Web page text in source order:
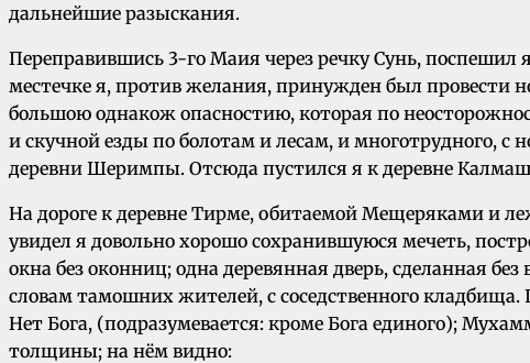
дальнейшие разыскания.
Переправившись 3-го Маия через речку Сунь, поспешил
местечке я, против желания, принужден был провести
большою однакож опасностию, которая по
и скучной езды по болотам и лесам, и многотрудного, с
деревни Шеримпы. Отсюда пустился я к деревне
На дороге к деревне Тирме, обитаемой Мещеряками и
увидел я довольно хорошо сохранившуюся мечеть,
окна без оконниц; одна деревянная дверь, сделанная
словам тамошних жителей, с соседственного
Нет Бога, (подразумевается: кроме Бога единого);
толщины; на нём видно: